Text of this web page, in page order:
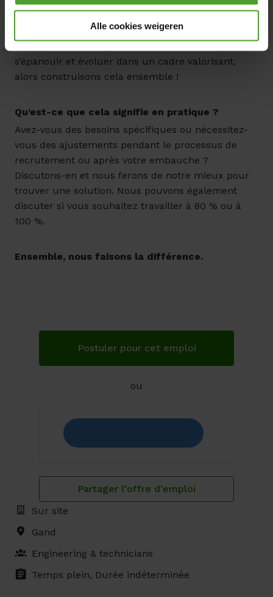
noodzakelijke cookies. De noodzakelijke cookies zijn
nodig voor het goed functioneren van de website(s) en
Alle cookies weigeren
au bon endroit. La diversité, l’équité et l’inclusion
ne sont pas des mots vides de sens pour nous —
s’épanouir et évoluer dans un cadre valorisant,
alors construisons cela ensemble !
Qu’est-ce que cela signifie en pratique ?
Avez-vous des besoins spécifiques ou nécessitez-
vous des ajustements pendant le processus de
recrutement ou après votre embauche ?
Discutons-en et nous ferons de notre mieux pour
trouver une solution. Nous pouvons également
discuter si vous souhaitez travailler à 80 % ou à
100 %.
Ensemble, nous faisons la différence.
Postuler pour cet emploi
ou
Partager l'offre d'emploi
Sur site
Gand
Engineering & technicians
Temps plein, Durée indéterminée